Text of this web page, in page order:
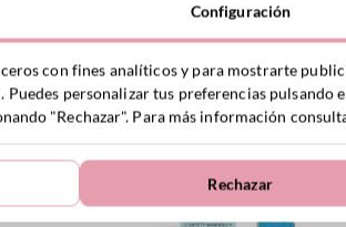
Configuración
con fines analíticos y para mostrarte
Puedes personalizar tus preferencias
"Rechazar". Para más información
Rechazar